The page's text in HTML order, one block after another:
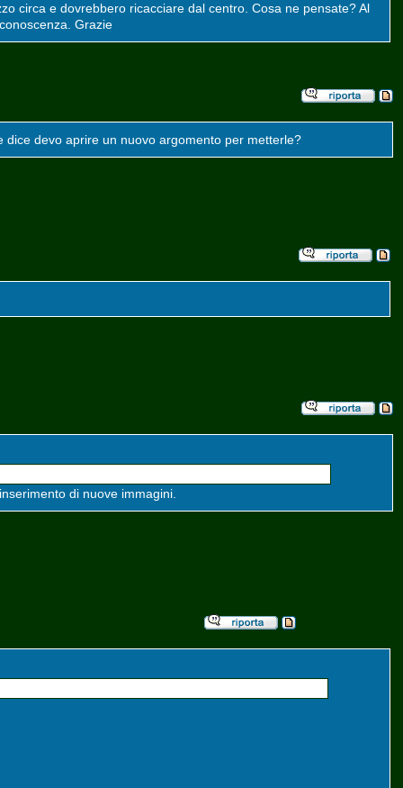
circa e dovrebbero ricacciare dal centro. Cosa ne pensate? Al
Grazie
devo aprire un nuovo argomento per metterle?
di nuove immagini.